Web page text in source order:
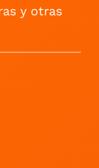
y otras